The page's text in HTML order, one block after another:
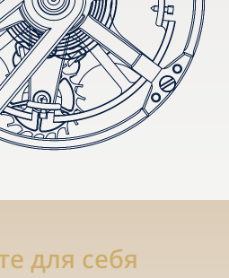
для себя